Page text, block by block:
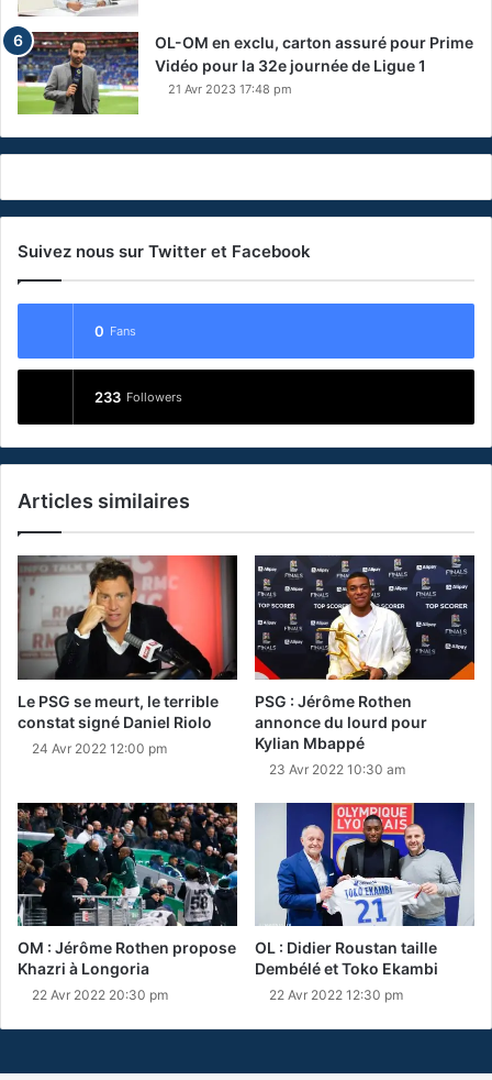
OL-OM en exclu, carton assuré pour Prime
Vidéo pour la 32e journée de Ligue 1
21 Avr 2023 17:48 pm
Suivez nous sur Twitter et Facebook
0 Fans
233 Followers
Articles similaires
Le PSG se meurt, le terrible
constat signé Daniel Riolo
24 Avr 2022 12:00 pm
PSG : Jérôme Rothen
annonce du lourd pour
Kylian Mbappé
23 Avr 2022 10:30 am
OM : Jérôme Rothen propose
Khazri à Longoria
22 Avr 2022 20:30 pm
OL : Didier Roustan taille
Dembélé et Toko Ekambi
22 Avr 2022 12:30 pm